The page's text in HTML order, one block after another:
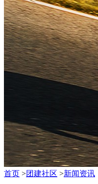
首页 >团建社区 >新闻资讯